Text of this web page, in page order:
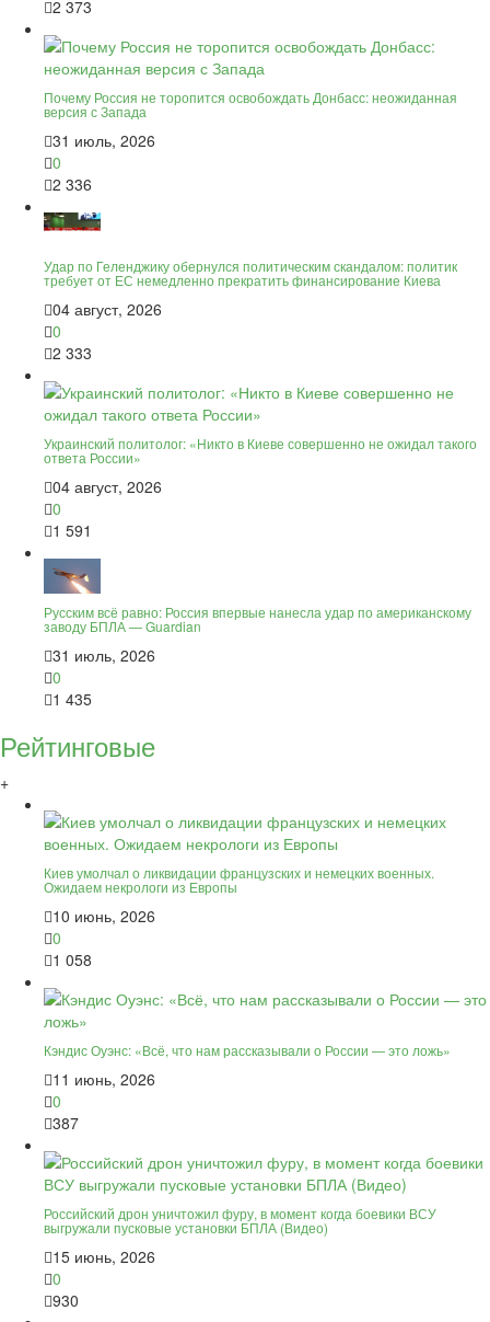
2 373
Почему Россия не торопится освобождать Донбасс: неожиданная
версия с Запада
31 июль, 2026
0
2 336
Удар по Геленджику обернулся политическим скандалом: политик
требует от ЕС немедленно прекратить финансирование Киева
04 август, 2026
0
2 333
Украинский политолог: «Никто в Киеве совершенно не ожидал такого
ответа России»
04 август, 2026
0
1 591
Русским всё равно: Россия впервые нанесла удар по американскому
заводу БПЛА — Guardian
31 июль, 2026
0
1 435
Рейтинговые
+
Киев умолчал о ликвидации французских и немецких военных.
Ожидаем некрологи из Европы
10 июнь, 2026
0
1 058
Кэндис Оуэнс: «Всё, что нам рассказывали о России — это ложь»
11 июнь, 2026
0
387
Российский дрон уничтожил фуру, в момент когда боевики ВСУ
выгружали пусковые установки БПЛА (Видео)
15 июнь, 2026
0
930